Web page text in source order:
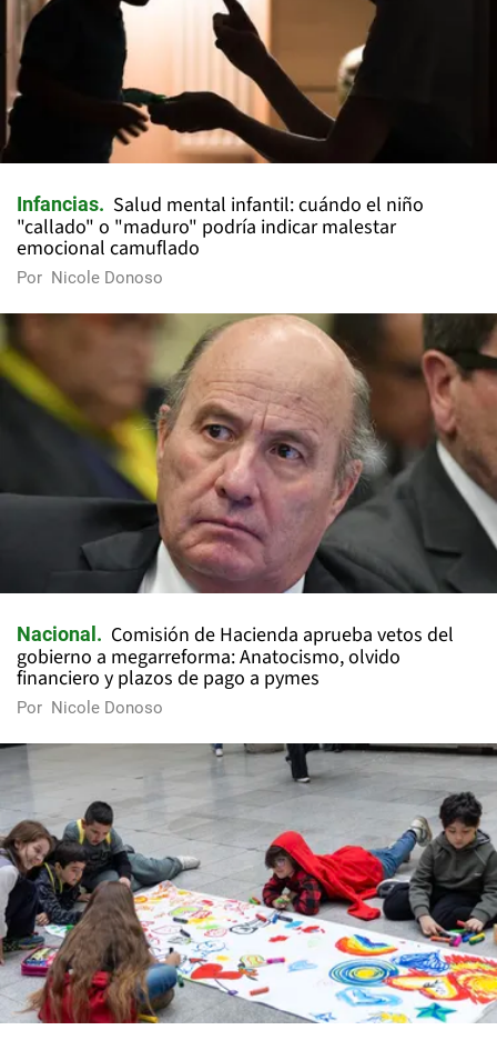
Infancias
Salud mental infantil: cuándo el niño
"callado" o "maduro" podría indicar malestar
emocional camuflado
Por Nicole Donoso
Nacional
Comisión de Hacienda aprueba vetos del
gobierno a megarreforma: Anatocismo, olvido
financiero y plazos de pago a pymes
Por Nicole Donoso